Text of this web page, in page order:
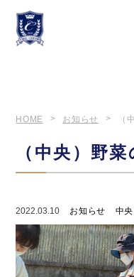
HOME お知らせ （
（中央）野
2022.03.10 お知らせ 中